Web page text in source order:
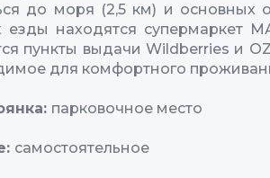
до моря (2,5 км) и основных
езды находятся супермаркет
пункты выдачи Wildberries и
для комфортного
парковочное место
самостоятельное